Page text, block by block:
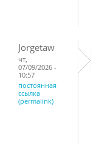
Jorgetaw
чт,
07/09/2026 -
10:57
постоянная
ссылка
(permalink)